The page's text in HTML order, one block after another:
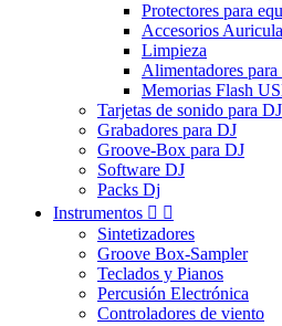
Protectores para
Accesorios
Limpieza
Alimentadores
Memorias Flash
Tarjetas de sonido para DJ
Grabadores para DJ
Groove-Box para DJ
Software DJ
Packs Dj
Instrumentos  
Sintetizadores
Groove Box-Sampler
Teclados y Pianos
Percusión Electrónica
Controladores de viento